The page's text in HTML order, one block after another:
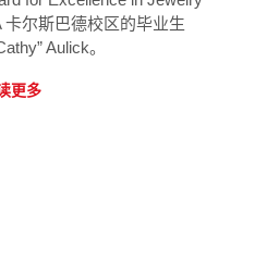
尔斯巴德校区的毕业生
Aulick。
更多